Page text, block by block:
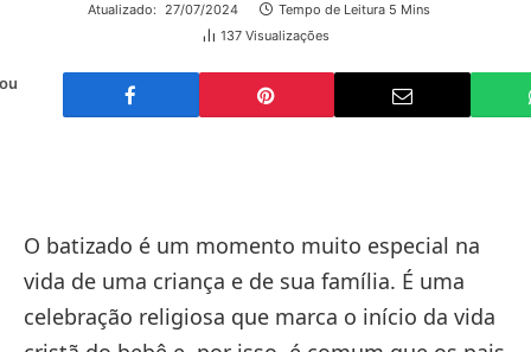
Atualizado: 27/07/2024
Tempo de Leitura 5 Mins
137 Visualizações
O batizado é um momento muito especial na
vida de uma criança e de sua família. É uma
celebração religiosa que marca o início da vida